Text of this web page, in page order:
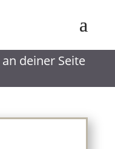
deiner Seite